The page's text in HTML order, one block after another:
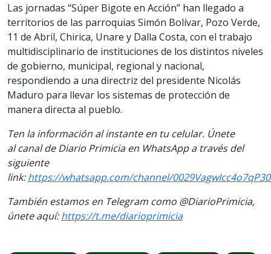
Las jornadas “Súper Bigote en Acción” han llegado a
territorios de las parroquias Simón Bolívar, Pozo Verde,
11 de Abril, Chirica, Unare y Dalla Costa, con el trabajo
multidisciplinario de instituciones de los distintos niveles
de gobierno, municipal, regional y nacional,
respondiendo a una directriz del presidente Nicolás
Maduro para llevar los sistemas de protección de
manera directa al pueblo.
Ten la información al instante en tu celular. Únete
al canal de Diario Primicia en WhatsApp a través del
siguiente
link:https://whatsapp.com/channel/
También estamos en Telegram como @DiarioPrimicia,
únete aquí:https://t.me/diarioprimicia